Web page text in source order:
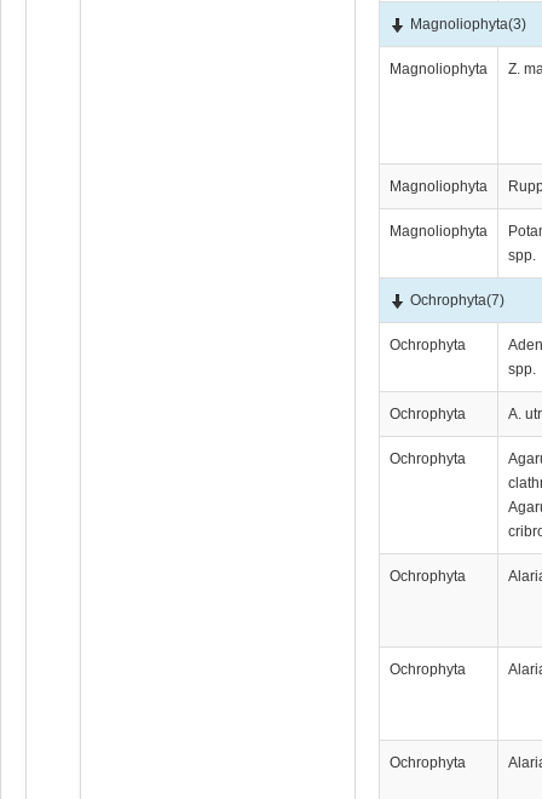
Magnoliophyta(3)
Magnoliophyta Z.
Magnoliophyta
Magnoliophyta
spp.
Ochrophyta(7)
Ochrophyta
spp.
Ochrophyta A.
Ochrophyta
Ochrophyta
Ochrophyta
Ochrophyta